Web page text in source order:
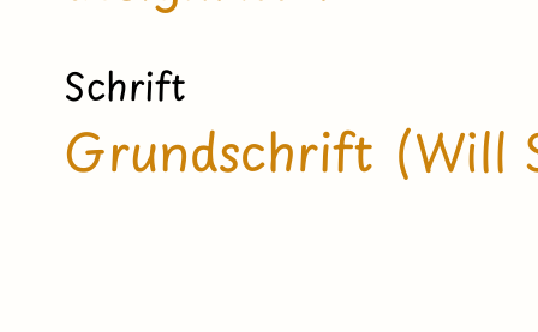
Schrift
Grundschrift (Will